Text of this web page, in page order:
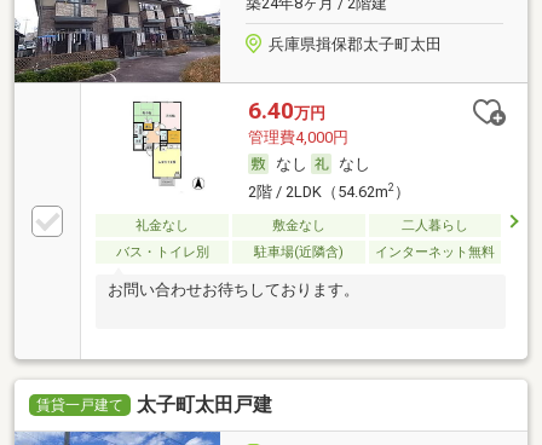
兵庫県揖保郡太子町太田
6.40万円
管理費4,000円
なし
なし
2階 / 2LDK（54.62m2）
礼金なし 敷金なし
二人暮らし
バス・トイレ別
駐車場(近隣含) インターネット無料
お問い合わせお待ちしております。
賃貸一戸建て 太子町太田戸建